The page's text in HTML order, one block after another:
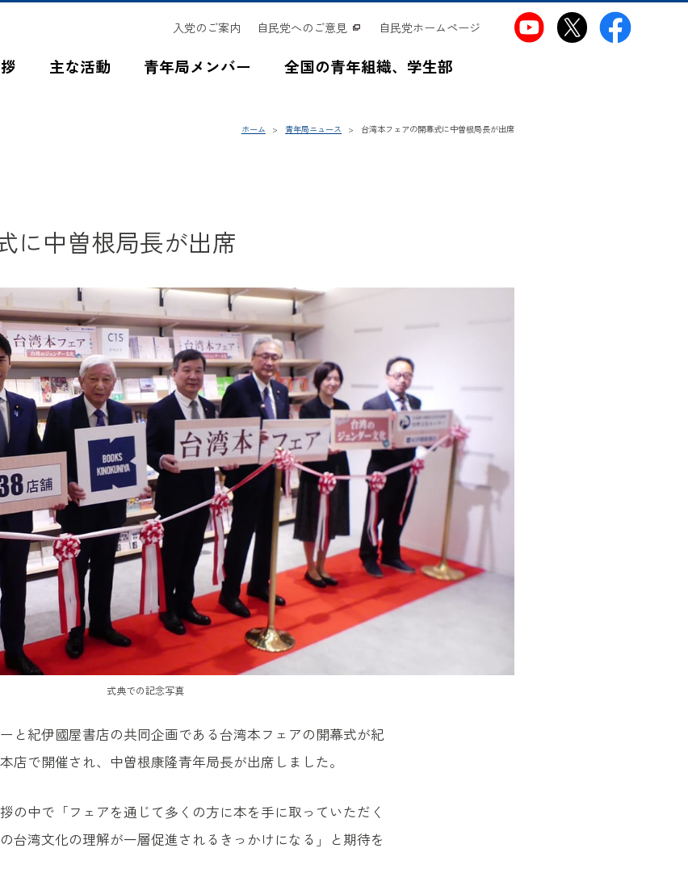
主な活動 青年局メンバー 全国の青年組織、学生部
入党のご案内 自民党へのご意見 自民党ホームページ
ホーム 青年局ニュース 台湾本フェアの開幕式に中曽根局長が出席
に中曽根局長が出席
式典での記念写真
と紀伊國屋書店の共同企画である台湾本フェアの開幕式が紀
店で開催され、中曽根康隆青年局長が出席しました。
の中で「フェアを通じて多くの方に本を手に取っていただく
台湾文化の理解が一層促進されるきっかけになる」と期待を